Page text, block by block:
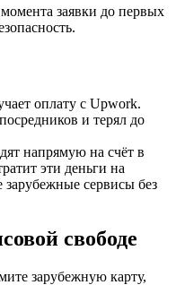
заявки до первых
оплату с Upwork.
и терял до
напрямую на счёт в
эти деньги на
сервисы без
свободе
зарубежную карту,